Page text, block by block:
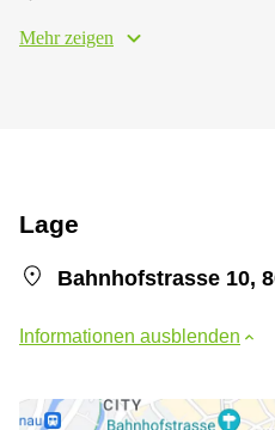
Mehr zeigen
Lage
Bahnhofstrasse 10,
Informationen ausblenden